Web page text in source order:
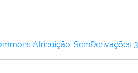
Atribuição-SemDerivações